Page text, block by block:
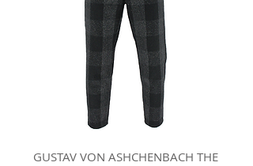
GUSTAV VON ASHCHENBACH THE